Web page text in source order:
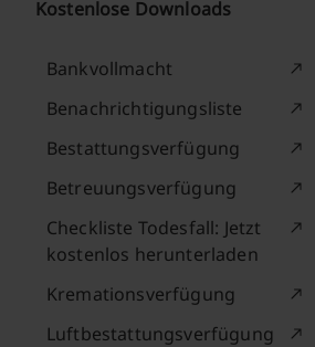
Kostenlose Downloads
Bankvollmacht
Benachrichtigungsliste
Bestattungsverfügung
Betreuungsverfügung
Checkliste Todesfall: Jetzt
kostenlos herunterladen
Kremationsverfügung
Luftbestattungsverfügung